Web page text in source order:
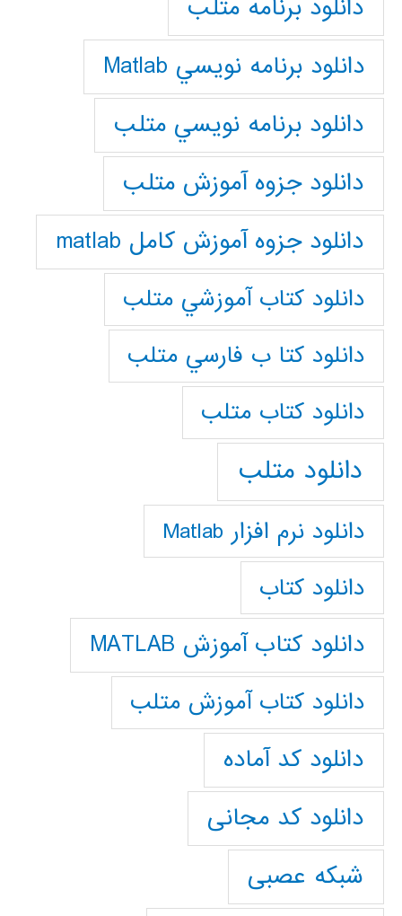
دانلود برنامه متلب
دانلود برنامه نويسي Matlab
دانلود برنامه نويسي متلب
دانلود جزوه آموزش متلب
دانلود جزوه آموزش کامل matlab
دانلود كتاب آموزشي متلب
دانلود كتا ب فارسي متلب
دانلود كتاب متلب
دانلود متلب
دانلود نرم افزار Matlab
دانلود کتاب
دانلود کتاب آموزش MATLAB
دانلود کتاب آموزش متلب
دانلود کد آماده
دانلود کد مجانی
شبکه عصبی